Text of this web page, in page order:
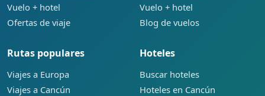
Vuelo + hotel
Ofertas de viaje
Vuelo + hotel
Blog de vuelos
Rutas populares
Viajes a Europa
Viajes a Cancún
Hoteles
Buscar hoteles
Hoteles en Cancún